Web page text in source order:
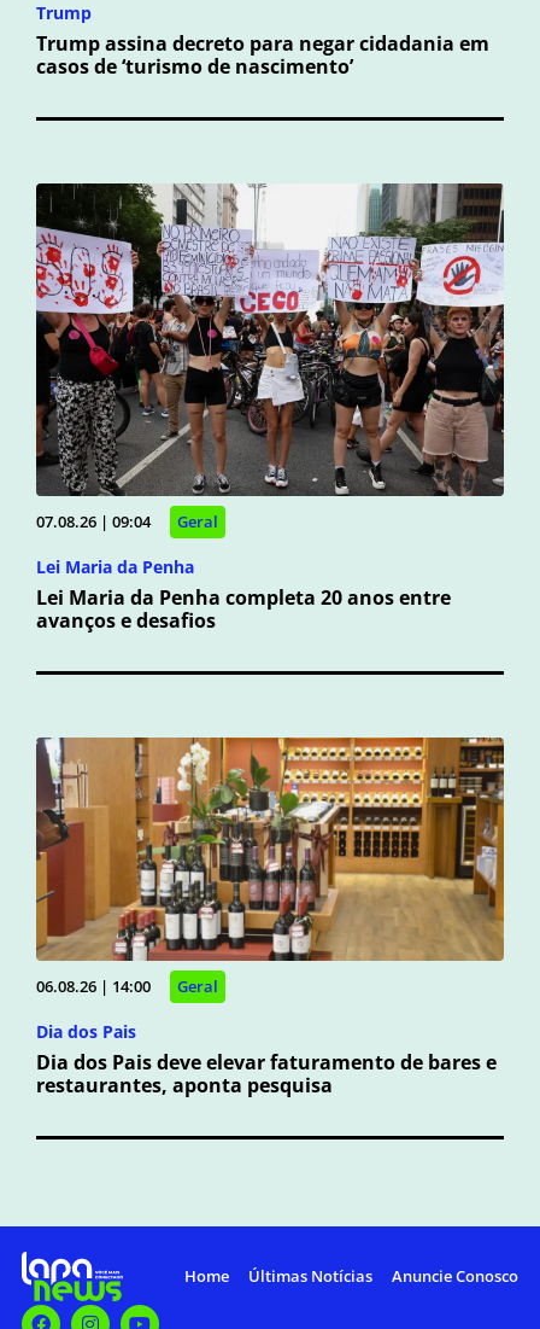
Trump
Trump assina decreto para negar cidadania em
casos de ‘turismo de nascimento’
07.08.26 | 09:04 Geral
Lei Maria da Penha
Lei Maria da Penha completa 20 anos entre
avanços e desafios
06.08.26 | 14:00 Geral
Dia dos Pais
Dia dos Pais deve elevar faturamento de bares e
restaurantes, aponta pesquisa
Home Últimas Notícias Anuncie Conosco